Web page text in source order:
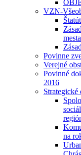
VZN-
mesta
Povinne
Verejné
Povinné
2016
Strategické
na